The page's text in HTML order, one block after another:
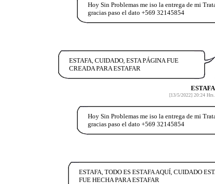
Hoy Sin Problemas me iso la entrega de mi
gracias paso el dato +569 32145854
ESTAFA, CUIDADO, ESTA PÁGINA FUE
CREADA PARA ESTAFAR
ESTAFA
[13/5/2022] 20:24 Hrs.
Hoy Sin Problemas me iso la entrega de mi
gracias paso el dato +569 32145854
ESTAFA, TODO ES ESTAFA AQUÍ, CUIDADO
FUE HECHA PARA ESTAFAR